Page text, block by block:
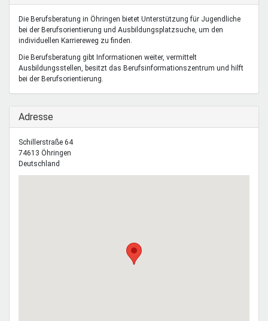
Schule & Beruf
Demokratie & Beteiligung
Die Berufsberatung in Öhringen bietet Unterstützung für Jugendliche
bei der Berufsorientierung und Ausbildungsplatzsuche, um den
individuellen Karriereweg zu finden.
Die Berufsberatung gibt Informationen weiter, vermittelt
Ausbildungsstellen, besitzt das Berufsinformationszentrum und hilft
bei der Berufsorientierung.
Ausblenden
Adresse
Schillerstraße 64
74613 Öhringen
Deutschland